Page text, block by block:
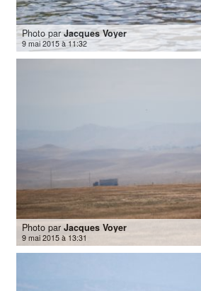
Photo parJacques Voyer
9 mai 2015 à 11:32
Photo par Jacques Voyer
9 mai 2015 à 13:31